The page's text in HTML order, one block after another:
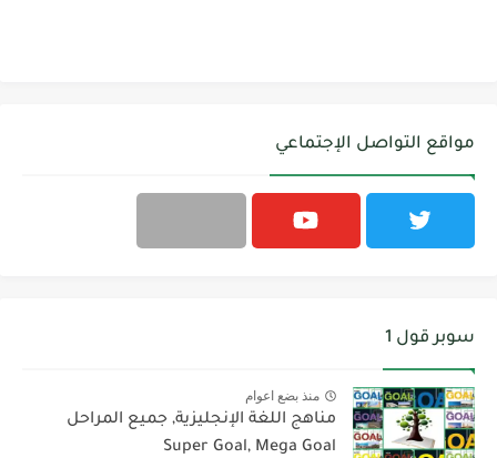
مواقع التواصل الإجتماعي
سوبر قول 1
منذ بضع اعوام
مناهج اللغة الإنجليزية, جميع المراحل
Super Goal, Mega Goal